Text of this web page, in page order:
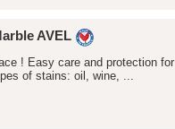
AVEL
! Easy care and protection
of stains: oil, wine, ...